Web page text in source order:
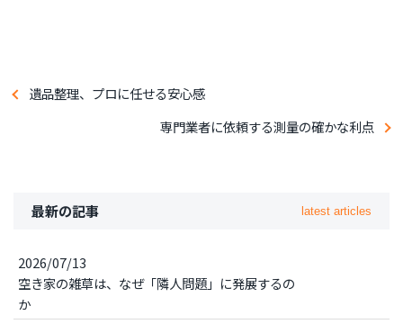
遺品整理、プロに任せる安心感
専門業者に依頼する測量の確かな利点
最新の記事 latest articles
2026/07/13
空き家の雑草は、なぜ「隣人問題」に発展するの
か